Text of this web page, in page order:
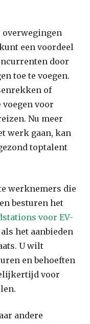
een voordeel
door
toe te voegen.
of
voor
Nu meer
werk gaan, kan
toptalent
werknemers die
besturen het
voor EV-
het aanbieden
U wilt
en behoeften
voor
andere